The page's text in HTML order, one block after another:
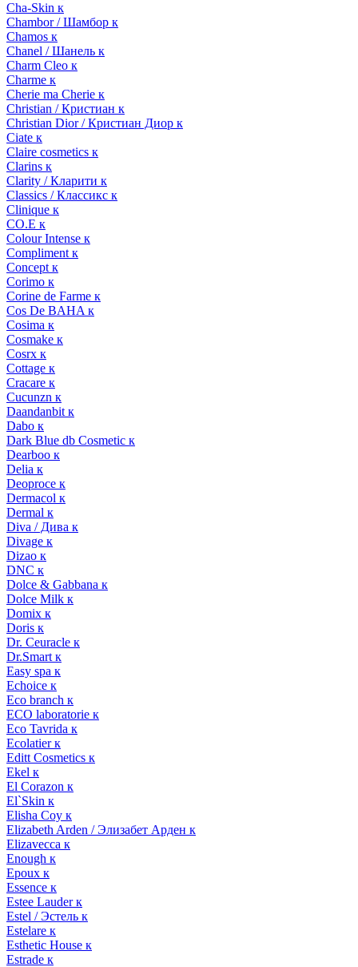
Cha-Skin к
Chambor / Шамбор к
Chamos к
Chanel / Шанель к
Charm Cleo к
Charme к
Cherie ma Cherie к
Christian / Кристиан к
Christian Dior / Кристиан Диор к
Ciate к
Claire cosmetics к
Clarins к
Clarity / Кларити к
Classics / Классикс к
Clinique к
CO.E к
Colour Intense к
Compliment к
Concept к
Corimo к
Corine de Farme к
Cos De BAHA к
Cosima к
Cosmake к
Cosrx к
Cottage к
Cracare к
Cucunzn к
Daandanbit к
Dabo к
Dark Blue db Cosmetic к
Dearboo к
Delia к
Deoproce к
Dermacol к
Dermal к
Diva / Дива к
Divage к
Dizao к
DNC к
Dolce & Gabbana к
Dolce Milk к
Domix к
Doris к
Dr. Ceuracle к
Dr.Smart к
Easy spa к
Echoice к
Eco branch к
ECO laboratorie к
Eco Tavrida к
Ecolatier к
Editt Cosmetics к
Ekel к
El Corazon к
El`Skin к
Elisha Coy к
Elizabeth Arden / Элизабет Арден к
Elizavecca к
Enough к
Epoux к
Essence к
Estee Lauder к
Estel / Эстель к
Estelare к
Esthetic House к
Estrade к